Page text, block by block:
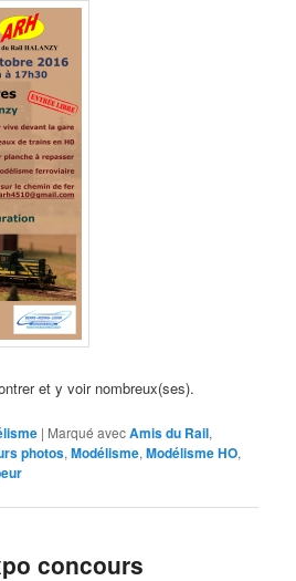
et y voir nombreux(ses).
| Marqué avecAmis du Rail,
photos,Modélisme,Modélisme HO,
concours